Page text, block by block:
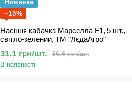
Новинка
−15%
Насіння кабачка Марселла F1, 5 шт.,
світло-зелений, ТМ "ЛєдаАгро"
36.6 грн/шт.
31.1 грн/шт.
В наявності